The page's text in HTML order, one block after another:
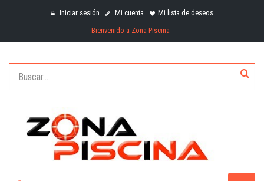
Iniciar sesión Mi cuenta
Mi lista de deseos
Bienvenido a Zona-Piscina